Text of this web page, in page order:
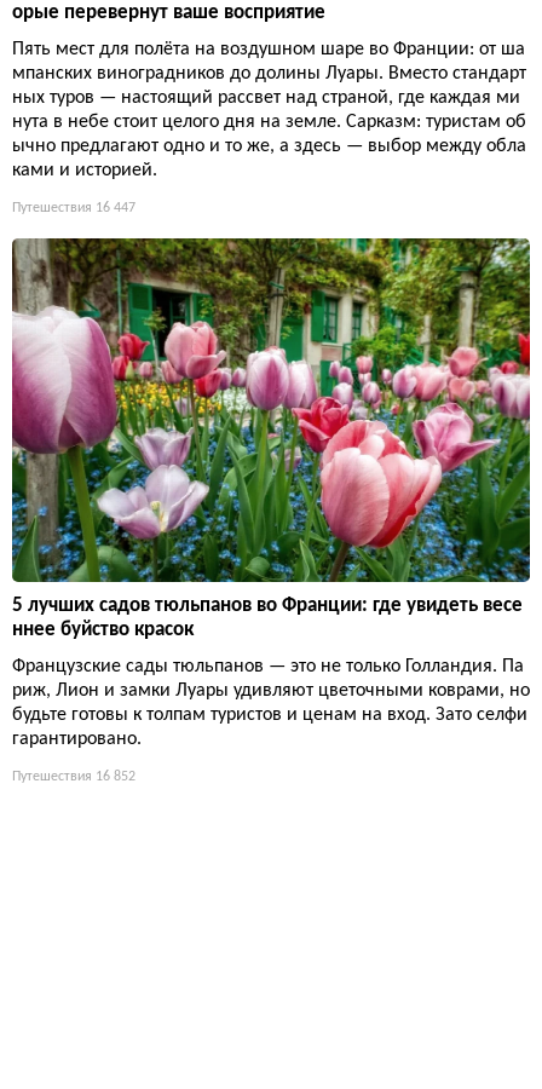
орые перевернут ваше восприятие
Пять мест для полёта на воздушном шаре во Франции: от ша
мпанских виноградников до долины Луары. Вместо стандарт
ных туров — настоящий рассвет над страной, где каждая ми
нута в небе стоит целого дня на земле. Сарказм: туристам об
ычно предлагают одно и то же, а здесь — выбор между обла
ками и историей.
Путешествия 16 447
5 лучших садов тюльпанов во Франции: где увидеть весе
ннее буйство красок
Французские сады тюльпанов — это не только Голландия. Па
риж, Лион и замки Луары удивляют цветочными коврами, но
будьте готовы к толпам туристов и ценам на вход. Зато селфи
гарантировано.
Путешествия 16 852